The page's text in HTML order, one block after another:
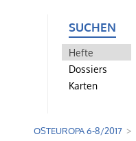
SUCHEN
Hefte
Dossiers
Karten
OSTEUROPA 6-8/2017